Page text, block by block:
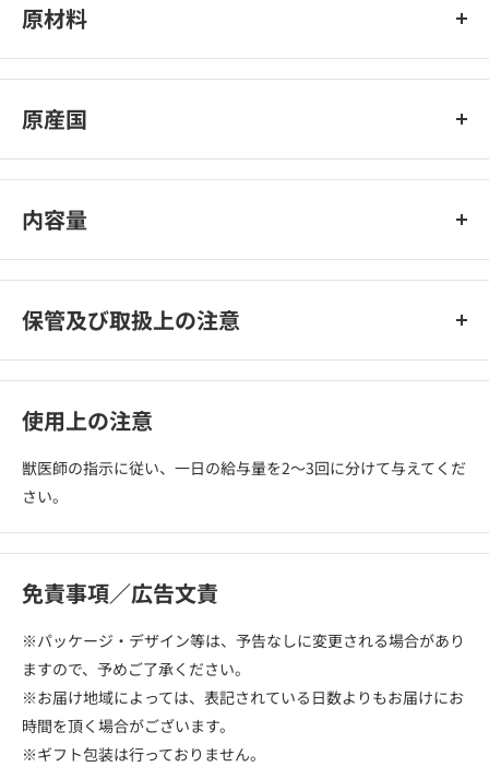
原材料
肉類（鶏、七面鳥）、コーン、大麦、小麦粉、植物性繊維、超高
（消化率90%以上）、加水分解タンパク（鶏、七面鳥、魚）、動
〔EPA+DHA〕源）、大豆油（オメガ6系不飽和脂肪酸源）、サイ
リウム、フラクトオリゴ糖、グルコサミン、マリーゴールド（ル
テイン源）、加水分解軟骨（コンドロイチン硫酸源）、アミノ酸
類（DL-メチオニン、タウリン、L-チロシン、L-リジン、L-カルニ
Fe、Cu、Se、I）、ビタミン類（コリン、E、C、ビオチン、
酸、B1、D3）、保存料（ソルビン酸カリウム）、酸化防止剤
（ミックストコフェロール、ローズマリーエキス）
原産国
フランス
内容量
8kg
保管及び取扱上の注意
湿気の少ない風通しの良い場所に保管してください。
使用上の注意
獣医師の指示に従い、一日の給与量を2～3回に分けて与えてくだ
さい。
免責事項／広告文責
※パッケージ・デザイン等は、予告なしに変更される場合があり
ますので、予めご了承ください。
※お届け地域によっては、表記されている日数よりもお届けにお
時間を頂く場合がございます。
※ギフト包装は行っておりません。